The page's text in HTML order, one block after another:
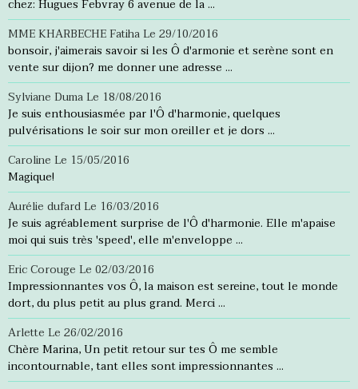
chez: Hugues Febvray 6 avenue de la ...
MME KHARBECHE FatihaLe 29/10/2016
bonsoir, j'aimerais savoir si les Ô d'armonie et serène sont en
vente sur dijon? me donner une adresse ...
Sylviane DumaLe 18/08/2016
Je suis enthousiasmée par l'Ô d'harmonie, quelques
pulvérisations le soir sur mon oreiller et je dors ...
Caroline Le 15/05/2016
Magique!
Aurélie dufardLe 16/03/2016
Je suis agréablement surprise de l'Ô d'harmonie. Elle m'apaise
moi qui suis très 'speed', elle m'enveloppe ...
Eric Corouge Le 02/03/2016
Impressionnantes vos Ô, la maison est sereine, tout le monde
dort, du plus petit au plus grand. Merci ...
Arlette Le 26/02/2016
Chère Marina, Un petit retour sur tes Ô me semble
incontournable, tant elles sont impressionnantes ...